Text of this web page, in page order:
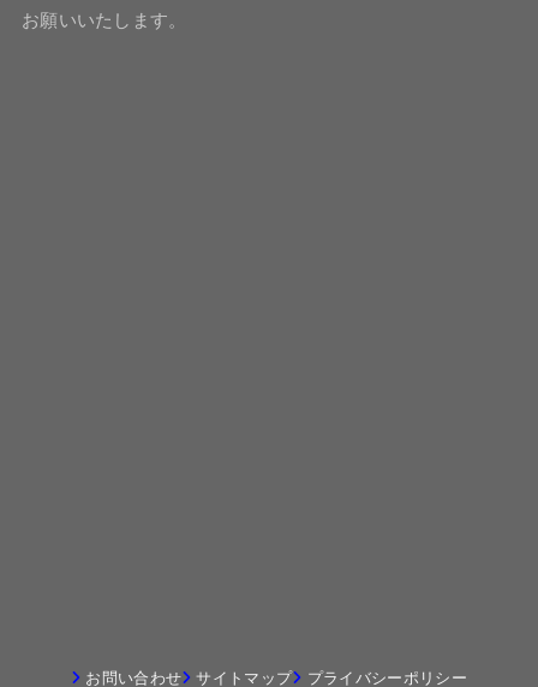
お願いいたします。
お問い合わせ サイトマップ プライバシーポリシー